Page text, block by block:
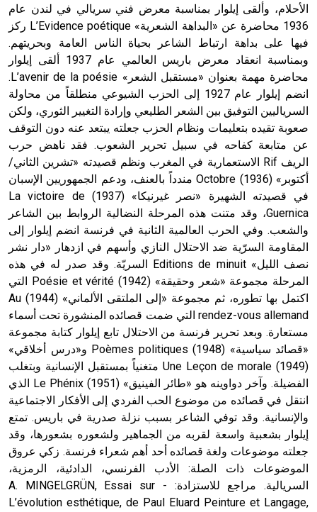
الأحلام، وألقى إيلوار بمناسبة معرض فني سريالي في لندن عام
1936 محاضرة عن «البداهة الشعرية» L’Evidence poétique ركز
فيها على بداهة ارتباط الشاعر بحياة الناس العامة وبحريتهم.
وبمناسبة انعقاد معرض باريس العالمي عام 1937 ألقى إيلوار
محاضرة مهمة بعنوان «مستقبل الشعر» L’avenir de la poésie.
انضم إيلوار عام 1927 إلى الحزب الشيوعي منطلقاً من محاولة
السرياليين التوفيق بين الشعر الطليعي وإرادة التغيير الثوري، ولكن
صعوبة تقيده بتعليمات ونظام الحزب جعلته يبتعد عنه دون التوقف
عن متابعة كفاحه في سبيل تحرير الشعوب. فقد ناهض حرب
الريف Rif الاستعمارية في المغرب ونظم قصيدته «تشرين الثاني/
أكتوبر» (1936) Octobre مندداً بالعنف، ودعم الجمهوريين الإسبان
في قصيدته الشهيرة «نصر غيرنيكا» (1937) La victoire de
Guernica، وقد متنت هذه المرحلة النضالية الروابط بين الشاعر
والشعب. وفي الحرب العالمية الثانية في فرنسة انضم إيلوار إلى
المقاومة السرّية ضد الاحتلال النازي وأسهم في ازدهار «دار نشر
نصف الليل» Editions de minuit السريّة. وقد صدر له في هذه
المرحلة مجموعة «شعر وحقيقة» (1942) Poésie et vérité التي
اكتمل بها تطوره، ثم مجموعة «إلى الملتقى الألماني» (1944) Au
rendez-vous allemand التي ضمت قصائده المنشورة تحت أسماء
مستعارة. وبعد تحرير فرنسة من الاحتلال تابع إيلوار كتابة مجموعة
«قصائد سياسية» (1948) Poèmes politiques و«درس أخلاقي»
(1949) Une Leçon de morale متغنياً بمستقبل الإنسانية وبتغلب
الفضيلة. وآخر دواوينه هو «طائر الفينيق» (1951) Le Phénix الذي
انتقل في قصائده من موضوع الحب الفردي إلى الأفكار الاجتماعية
والإنسانية. وقد توفي الشاعر بسبب نزلة صدرية في باريس. تمتع
إيلوار بشعبية واسعة لقربه من الجماهير ولشعوره بشعورها، وقد
جعلته موضوعات ولغة قصائده أحد أهم شعراء فرنسة. زكي عروق
الموضوعات ذات الصلة: الأدب الفرنسي، الدادئية، الرمزية،
السريالية. مراجع للاستزادة: - A. MINGELGRÜN, Essai sur
L’évolution esthétique, de Paul Eluard Peinture et Langage,